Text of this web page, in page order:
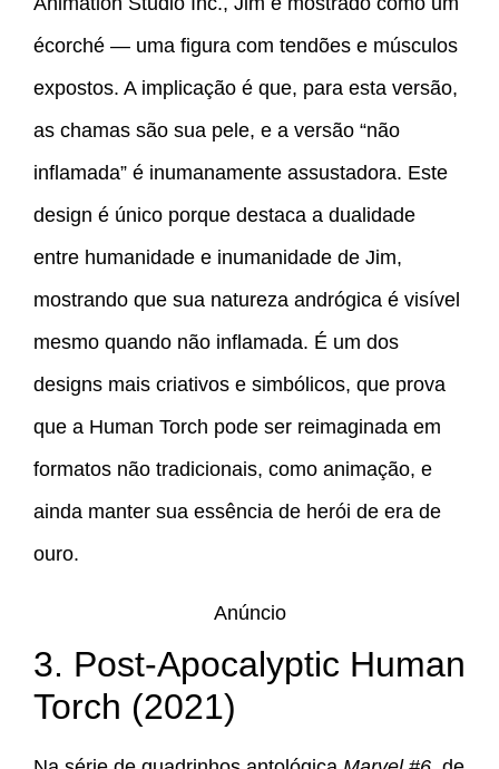
écorché — uma figura com tendões e músculos
expostos. A implicação é que, para esta versão,
as chamas são sua pele, e a versão “não
inflamada” é inumanamente assustadora. Este
design é único porque destaca a dualidade
entre humanidade e inumanidade de Jim,
mostrando que sua natureza andrógica é visível
mesmo quando não inflamada. É um dos
designs mais criativos e simbólicos, que prova
que a Human Torch pode ser reimaginada em
formatos não tradicionais, como animação, e
ainda manter sua essência de herói de era de
ouro.
Anúncio
3. Post-Apocalyptic Human
Torch (2021)